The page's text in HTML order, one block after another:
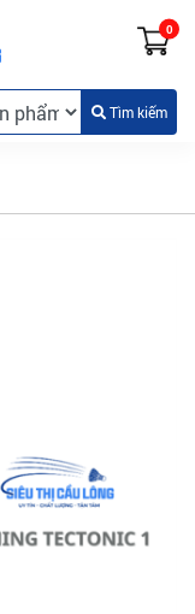
0
Tìm kiếm